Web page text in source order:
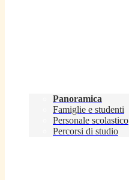
Panoramica
Famiglie e studenti
Personale scolastico
Percorsi di studio